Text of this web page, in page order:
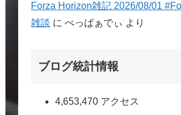
Forza Horizon雑記 2026/08/01
雑談 にぺっぱぁでぃ より
ブログ統計情報
4,653,470 アクセス